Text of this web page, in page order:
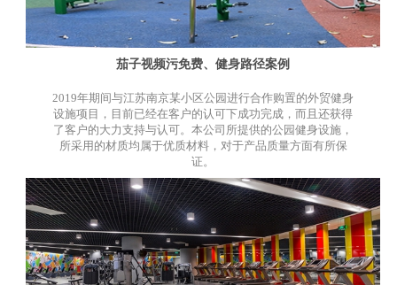
茄子视频污免费、健身路径案例
2019年期间与江苏南京某小区公园进行合作购置的外贸健身
设施项目，目前已经在客户的认可下成功完成，而且还获得
了客户的大力支持与认可。本公司所提供的公园健身设施，
所采用的材质均属于优质材料，对于产品质量方面有所保
证。